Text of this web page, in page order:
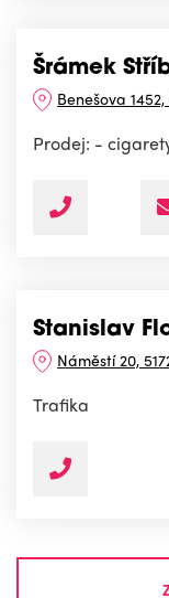
Šrámek
Benešova
Prodej: -
Stanislav
Náměstí 20,
Trafika